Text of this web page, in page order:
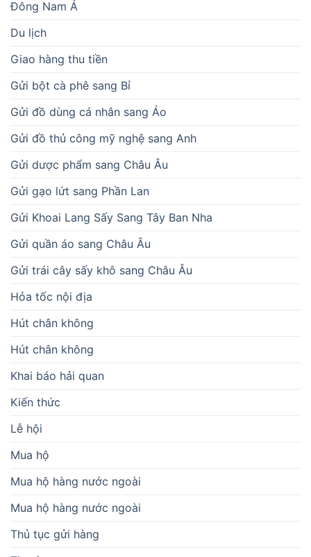
Đông Nam Á
Du lịch
Giao hàng thu tiền
Gửi bột cà phê sang Bỉ
Gửi đồ dùng cá nhân sang Áo
Gửi đồ thủ công mỹ nghệ sang Anh
Gửi dược phẩm sang Châu Âu
Gửi gạo lứt sang Phần Lan
Gửi Khoai Lang Sấy Sang Tây Ban Nha
Gửi quần áo sang Châu Âu
Gửi trái cây sấy khô sang Châu Âu
Hỏa tốc nội địa
Hút chân không
Hút chân không
Khai báo hải quan
Kiến thức
Lễ hội
Mua hộ
Mua hộ hàng nước ngoài
Mua hộ hàng nước ngoài
Thủ tục gửi hàng